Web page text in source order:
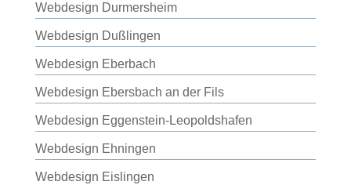
Webdesign Durmersheim
Webdesign Dußlingen
Webdesign Eberbach
Webdesign Ebersbach an der Fils
Webdesign Eggenstein-Leopoldshafen
Webdesign Ehningen
Webdesign Eislingen